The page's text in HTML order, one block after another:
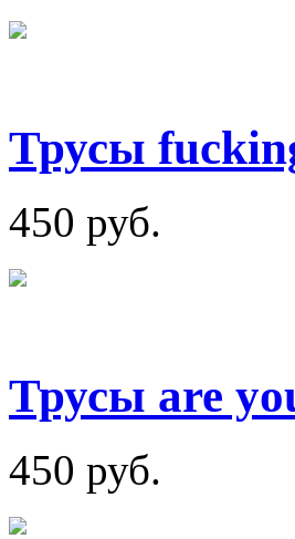
Трусы
450 руб.
Трусы are
450 руб.